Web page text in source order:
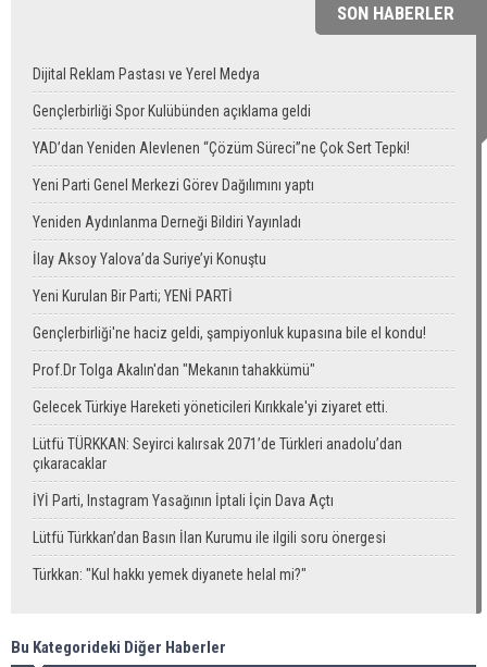
SON HABERLER
Dijital Reklam Pastası ve Yerel Medya
Gençlerbirliği Spor Kulübünden açıklama geldi
YAD’dan Yeniden Alevlenen “Çözüm Süreci”ne Çok Sert Tepki!
Yeni Parti Genel Merkezi Görev Dağılımını yaptı
Yeniden Aydınlanma Derneği Bildiri Yayınladı
İlay Aksoy Yalova’da Suriye’yi Konuştu
Yeni Kurulan Bir Parti; YENİ PARTİ
Gençlerbirliği'ne haciz geldi, şampiyonluk kupasına bile el kondu!
Prof.Dr Tolga Akalın'dan "Mekanın tahakkümü"
Gelecek Türkiye Hareketi yöneticileri Kırıkkale'yi ziyaret etti.
Lütfü TÜRKKAN: Seyirci kalırsak 2071’de Türkleri anadolu’dan
çıkaracaklar
İYİ Parti, Instagram Yasağının İptali İçin Dava Açtı
Lütfü Türkkan’dan Basın İlan Kurumu ile ilgili soru önergesi
Türkkan: "Kul hakkı yemek diyanete helal mi?"
Bu Kategorideki Diğer Haberler